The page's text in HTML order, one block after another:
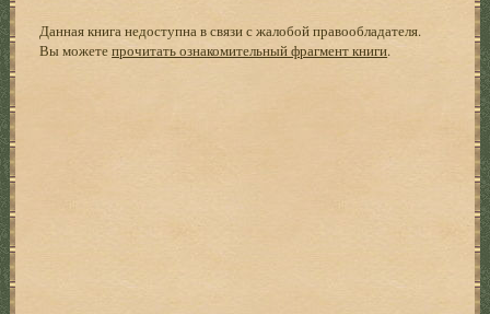
Данная книга недоступна в связи с жалобой правообладателя.
Вы можетепрочитать ознакомительный фрагмент книги.